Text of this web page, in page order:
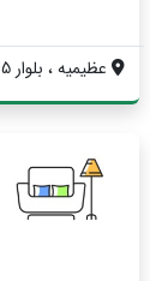
عظیمیه ، بلوار 45 متری کاج